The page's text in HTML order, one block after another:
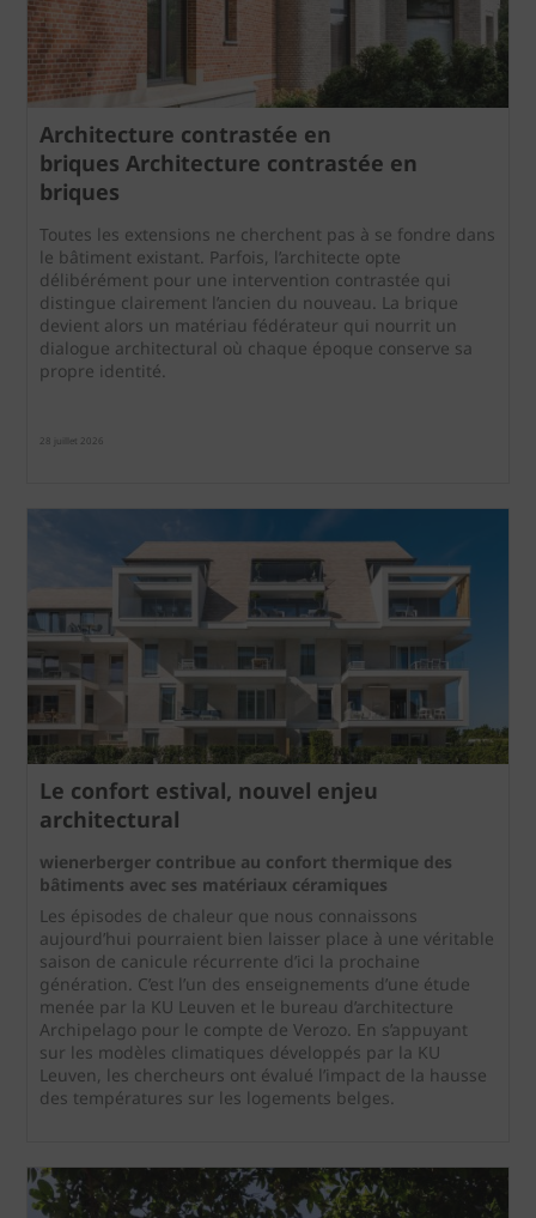
Architecture contrastée en
briques Architecture contrastée en
briques
Toutes les extensions ne cherchent pas à se fondre dans
le bâtiment existant. Parfois, l’architecte opte
délibérément pour une intervention contrastée qui
distingue clairement l’ancien du nouveau. La brique
devient alors un matériau fédérateur qui nourrit un
dialogue architectural où chaque époque conserve sa
propre identité.
28 juillet 2026
Le confort estival, nouvel enjeu
architectural
wienerberger contribue au confort thermique des
bâtiments avec ses matériaux céramiques
Les épisodes de chaleur que nous connaissons
aujourd’hui pourraient bien laisser place à une véritable
saison de canicule récurrente d’ici la prochaine
génération. C’est l’un des enseignements d’une étude
menée par la KU Leuven et le bureau d’architecture
Archipelago pour le compte de Verozo. En s’appuyant
sur les modèles climatiques développés par la KU
Leuven, les chercheurs ont évalué l’impact de la hausse
des températures sur les logements belges.